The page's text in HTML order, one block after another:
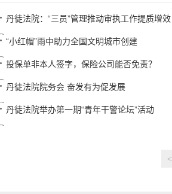
丹徒法院：“三员”管理推动审执工作提质增效
“小红帽”雨中助力全国文明城市创建
投保单非本人签字，保险公司能否免责？
丹徒法院院务会 奋发有为促发展
丹徒法院举办第一期“青年干警论坛”活动
<